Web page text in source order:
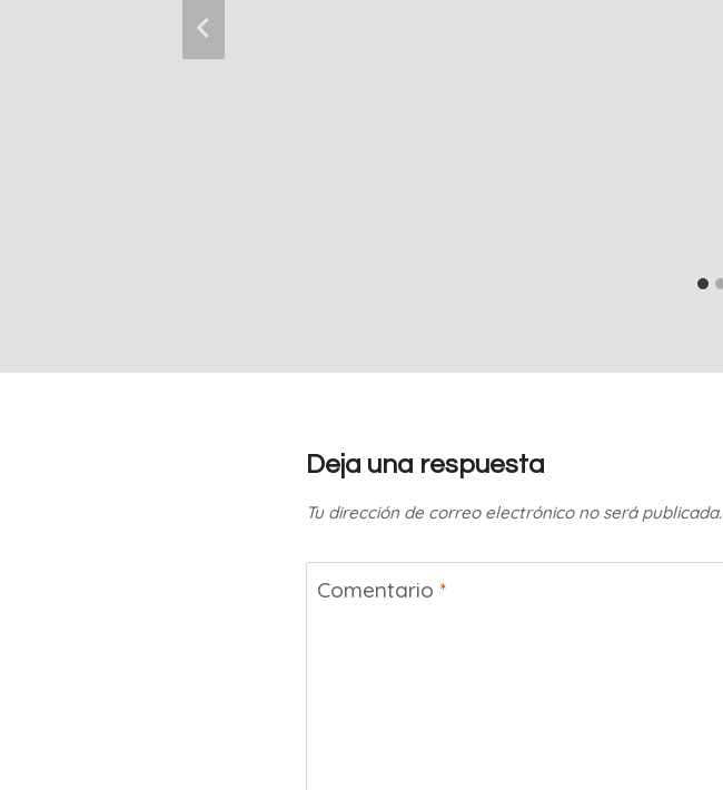
Deja una respuesta
Tu dirección de correo electrónico no será publicada.
Comentario *